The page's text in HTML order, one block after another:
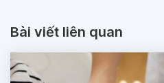
Bài viết liên quan